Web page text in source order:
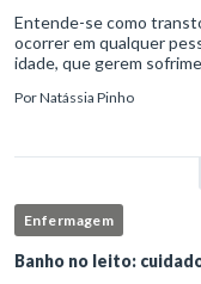
Entende-se como
ocorrer em qualquer
idade, que gerem
PorNatássia Pinho
Enfermagem
Banho no leito: